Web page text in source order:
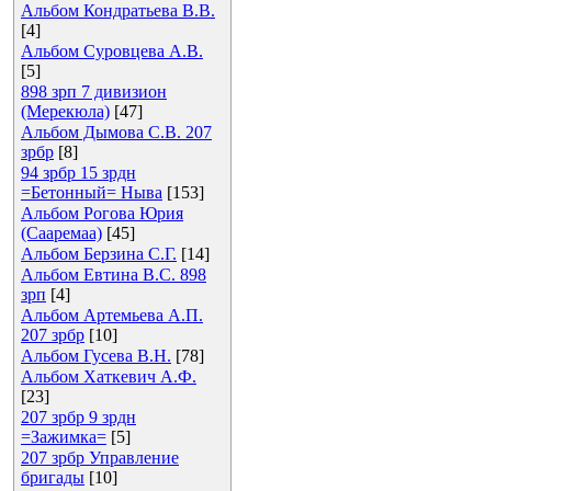
Альбом Кондратьева В.В.
[4]
Альбом Суровцева А.В.
[5]
898 зрп 7 дивизион
(Мерекюла) [47]
Альбом Дымова С.В. 207
зрбр [8]
94 зрбр 15 зрдн
=Бетонный= Ныва [153]
Альбом Рогова Юрия
(Сааремаа) [45]
Альбом Берзина С.Г. [14]
Альбом Евтина В.С. 898
зрп [4]
Альбом Артемьева А.П.
207 зрбр [10]
Альбом Гусева В.Н. [78]
Альбом Хаткевич А.Ф.
[23]
207 зрбр 9 зрдн
=Зажимка= [5]
207 зрбр Управление
бригады [10]